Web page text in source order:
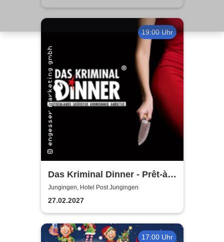
19:00 Uhr
Das Kriminal Dinner - Prêt-à-
morter - Der letzte Schrei
Jungingen, Hotel Post Jungingen
27.02.2027
17:00 Uhr